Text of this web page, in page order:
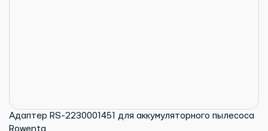
Адаптер RS-2230001451 для аккумуляторного пылесоса
Rowenta